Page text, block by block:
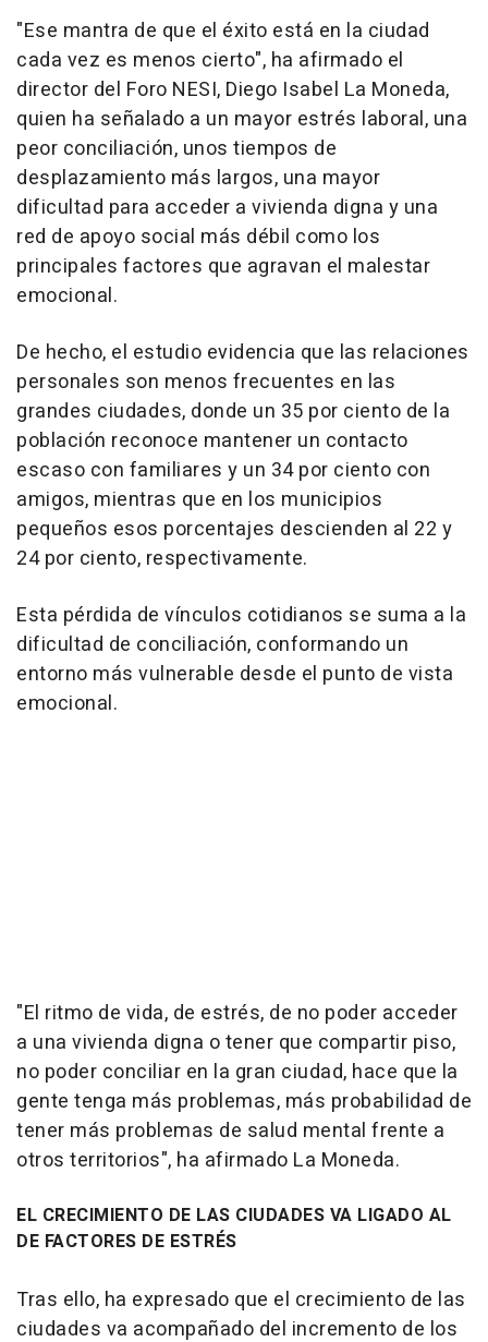
"Ese mantra de que el éxito está en la ciudad
cada vez es menos cierto", ha afirmado el
director del Foro NESI, Diego Isabel La Moneda,
quien ha señalado a un mayor estrés laboral, una
peor conciliación, unos tiempos de
desplazamiento más largos, una mayor
dificultad para acceder a vivienda digna y una
red de apoyo social más débil como los
principales factores que agravan el malestar
emocional.
De hecho, el estudio evidencia que las relaciones
personales son menos frecuentes en las
grandes ciudades, donde un 35 por ciento de la
población reconoce mantener un contacto
escaso con familiares y un 34 por ciento con
amigos, mientras que en los municipios
pequeños esos porcentajes descienden al 22 y
24 por ciento, respectivamente.
Esta pérdida de vínculos cotidianos se suma a la
dificultad de conciliación, conformando un
entorno más vulnerable desde el punto de vista
emocional.
"El ritmo de vida, de estrés, de no poder acceder
a una vivienda digna o tener que compartir piso,
no poder conciliar en la gran ciudad, hace que la
gente tenga más problemas, más probabilidad de
tener más problemas de salud mental frente a
otros territorios", ha afirmado La Moneda.
EL CRECIMIENTO DE LAS CIUDADES VA LIGADO AL
DE FACTORES DE ESTRÉS
Tras ello, ha expresado que el crecimiento de las
ciudades va acompañado del incremento de los